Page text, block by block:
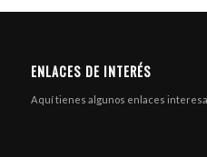
ENLACES DE INTERÉS
Aquí tienes algunos enlaces